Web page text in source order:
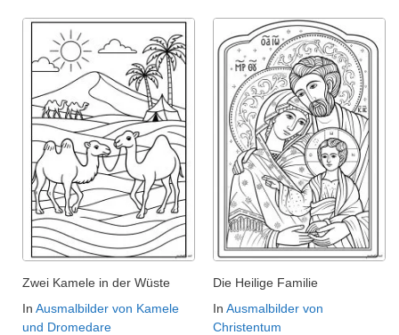
Zwei Kamele in der Wüste
In Ausmalbilder von Kamele
und Dromedare
Die Heilige Familie
In Ausmalbilder von
Christentum